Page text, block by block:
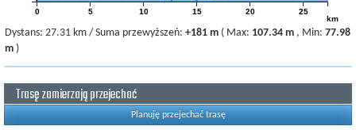
0 5 10 15 20 25
km
Dystans: 27.31 km / Suma przewyższeń: +181 m ( Max: 107.34 m , Min: 77.98
m )
Trasę zamierzają przejechać
Planuję przejechać trasę